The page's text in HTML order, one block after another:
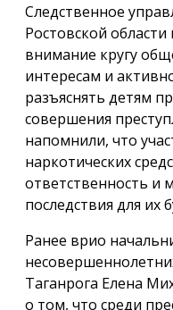
Следственное
Ростовской
внимание кругу
интересам и
разъяснять детям
совершения
напомнили, что
наркотических
ответственность и
последствия для их
Ранее врио
Таганрога Елена
о том, что среди